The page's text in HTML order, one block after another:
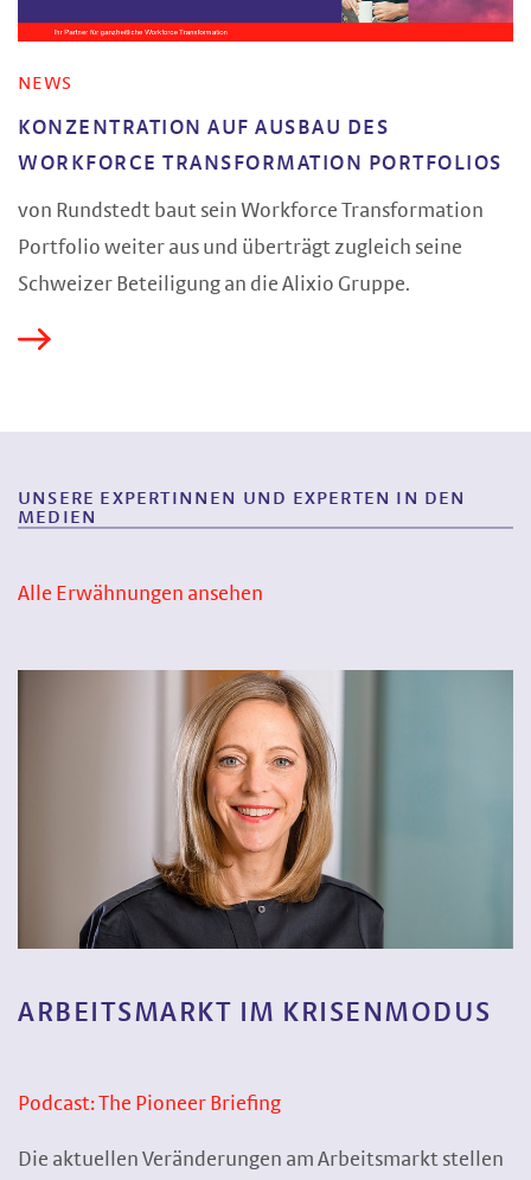
NEWS
KONZENTRATION AUF AUSBAU DES
WORKFORCE TRANSFORMATION PORTFOLIOS
von Rundstedt baut sein Workforce Transformation
Portfolio weiter aus und überträgt zugleich seine
Schweizer Beteiligung an die Alixio Gruppe.
UNSERE EXPERTINNEN UND EXPERTEN IN DEN
MEDIEN
Alle Erwähnungen ansehen
ARBEITSMARKT IM KRISENMODUS
Podcast: The Pioneer Briefing
Die aktuellen Veränderungen am Arbeitsmarkt stellen